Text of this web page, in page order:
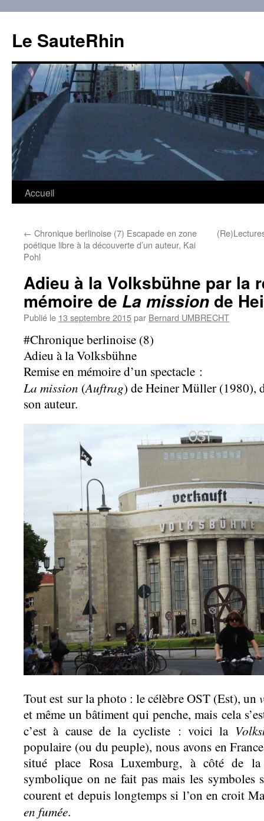
contenu
Le SauteRhin
Accueil
← Chronique berlinoise (7) Escapade en zone
poétique libre à la découverte d’un auteur, Kai
Pohl
Adieu à la Volksbühne par la
mémoire de La mission de
Publié le 13 septembre 2015par Bernard UMBRECHT
#Chronique berlinoise (8)
Adieu à la Volksbühne
Remise en mémoire d’un spectacle :
La mission (Auftrag) de Heiner Müller (1980),
son auteur.
Tout est sur la photo : le célèbre OST (Est), un
et même un bâtiment qui penche, mais cela
c’est à cause de la cycliste : voici la
populaire (ou du peuple), nous avons en
situé place Rosa Luxemburg, à côté de
symbolique on ne fait pas mais les symboles
courent et depuis longtemps si l’on en croit
en fumée.